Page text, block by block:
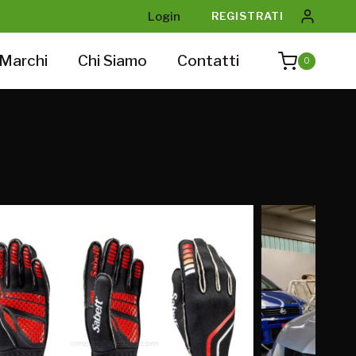
Login REGISTRATI
Chi Siamo Contatti 0